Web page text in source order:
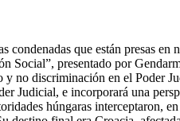
que están presas
presentado por
no discriminación en el Poder
e incorporará una
húngaras interceptaron,